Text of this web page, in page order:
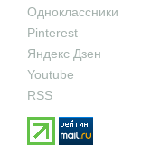
Одноклассники
Pinterest
Яндекс Дзен
Youtube
RSS